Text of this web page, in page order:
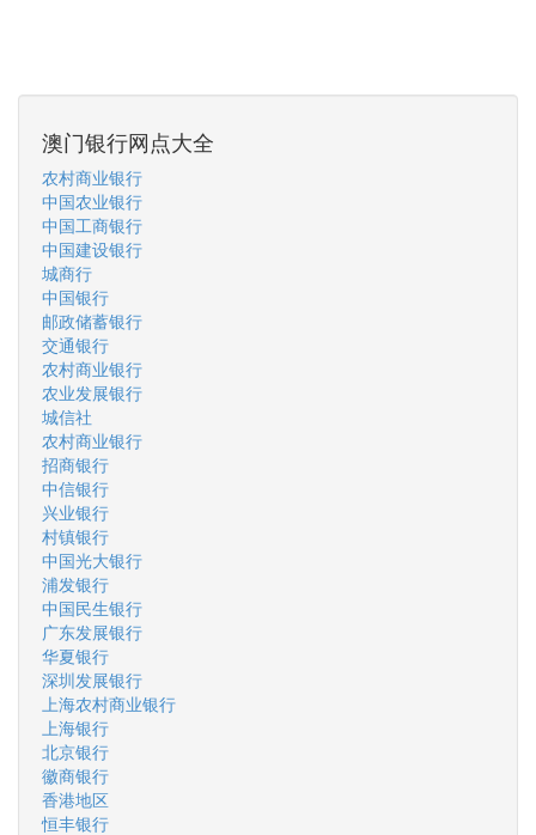
澳门银行网点大全
农村商业银行
中国农业银行
中国工商银行
中国建设银行
城商行
中国银行
邮政储蓄银行
交通银行
农村商业银行
农业发展银行
城信社
农村商业银行
招商银行
中信银行
兴业银行
村镇银行
中国光大银行
浦发银行
中国民生银行
广东发展银行
华夏银行
深圳发展银行
上海农村商业银行
上海银行
北京银行
徽商银行
香港地区
恒丰银行